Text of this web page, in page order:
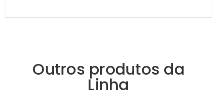
Outros produtos da
Linha